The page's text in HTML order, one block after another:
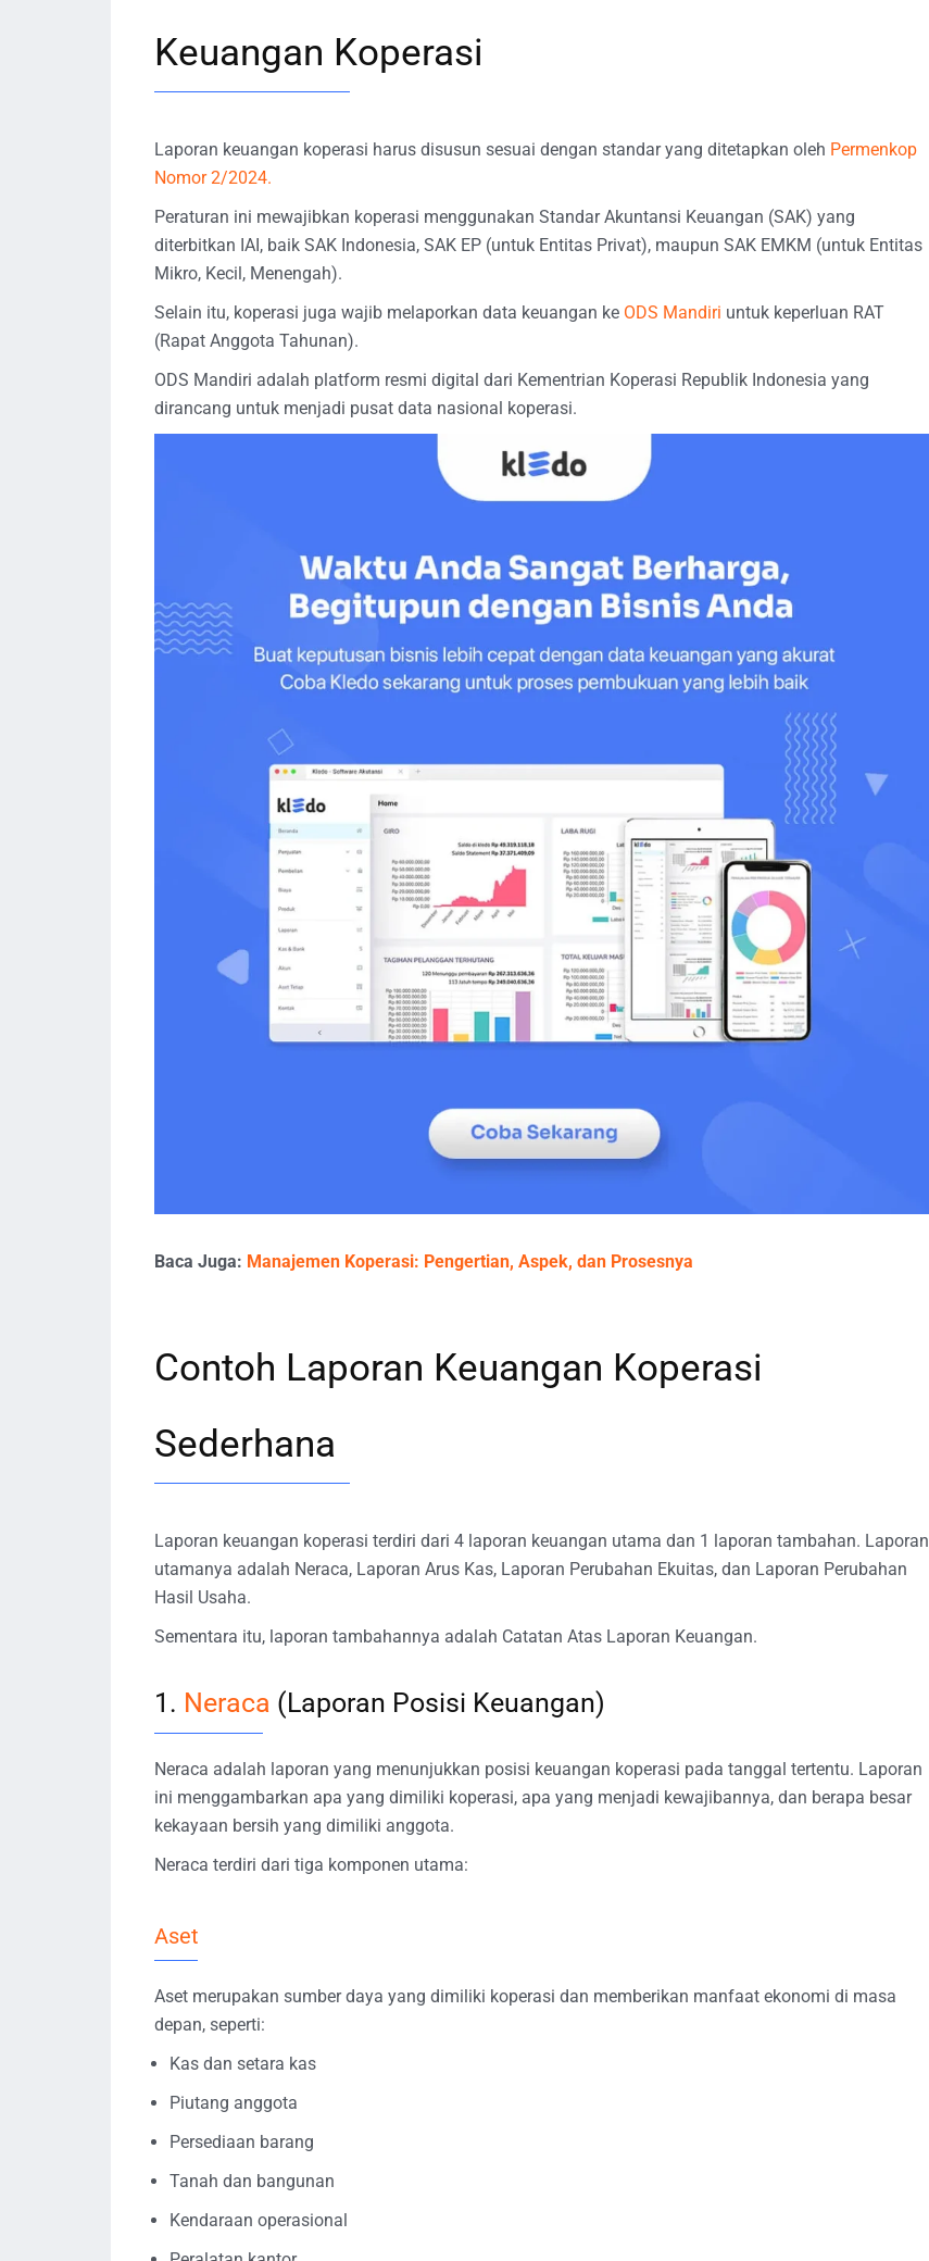
Keuangan Koperasi
Laporan keuangan koperasi harus disusun sesuai dengan standar yang ditetapkan oleh Permenkop
Nomor 2/2024.
Peraturan ini mewajibkan koperasi menggunakan Standar Akuntansi Keuangan (SAK) yang
diterbitkan IAI, baik SAK Indonesia, SAK EP (untuk Entitas Privat), maupun SAK EMKM (untuk Entitas
Mikro, Kecil, Menengah).
Selain itu, koperasi juga wajib melaporkan data keuangan ke ODS Mandiri untuk keperluan RAT
(Rapat Anggota Tahunan).
ODS Mandiri adalah platform resmi digital dari Kementrian Koperasi Republik Indonesia yang
dirancang untuk menjadi pusat data nasional koperasi.
Baca Juga: Manajemen Koperasi: Pengertian, Aspek, dan Prosesnya
Contoh Laporan Keuangan Koperasi
Sederhana
Laporan keuangan koperasi terdiri dari 4 laporan keuangan utama dan 1 laporan tambahan. Laporan
utamanya adalah Neraca, Laporan Arus Kas, Laporan Perubahan Ekuitas, dan Laporan Perubahan
Hasil Usaha.
Sementara itu, laporan tambahannya adalah Catatan Atas Laporan Keuangan.
1. Neraca (Laporan Posisi Keuangan)
Neraca adalah laporan yang menunjukkan posisi keuangan koperasi pada tanggal tertentu. Laporan
ini menggambarkan apa yang dimiliki koperasi, apa yang menjadi kewajibannya, dan berapa besar
kekayaan bersih yang dimiliki anggota.
Neraca terdiri dari tiga komponen utama:
Aset
Aset merupakan sumber daya yang dimiliki koperasi dan memberikan manfaat ekonomi di masa
depan, seperti:
Kas dan setara kas
Piutang anggota
Persediaan barang
Tanah dan bangunan
Kendaraan operasional